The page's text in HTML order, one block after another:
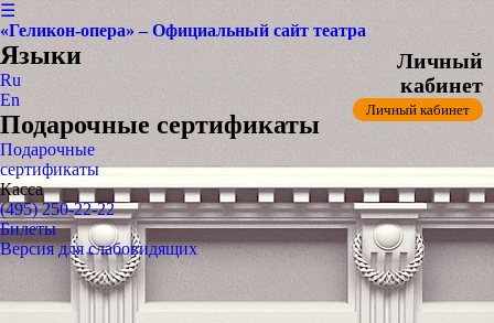
☰
«Геликон-опера» – Официальный сайт театра
Языки
Ru
En
Подарочные сертификаты
Подарочные
сертификаты
Касса
(495) 250-22-22
Личный
кабинет
Личный кабинет
Билеты
Версия для слабовидящих